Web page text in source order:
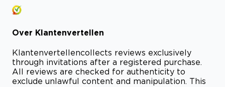
Over Klantenvertellen
Klantenvertellencollects reviews exclusively
through invitations after a registered purchase.
All reviews are checked for authenticity to
exclude unlawful content and manipulation. This